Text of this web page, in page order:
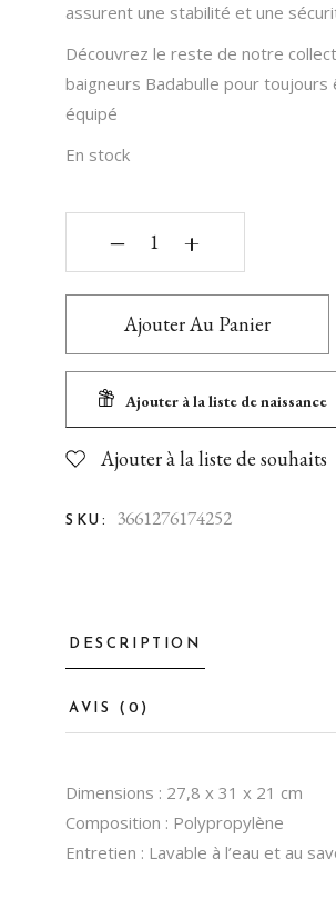
assurent une stabilité et une
Découvrez le reste de notre
baigneurs Badabulle pour toujours
équipé
En stock
‒ +
Ajouter Au Panier
Ajouter à la liste de naissance
Ajouter à la liste de souhaits
SKU: 3661276174252
DESCRIPTION
AVIS (0)
Dimensions : 27,8 x 31 x 21 cm
Composition : Polypropylène
Entretien : Lavable à l’eau et au